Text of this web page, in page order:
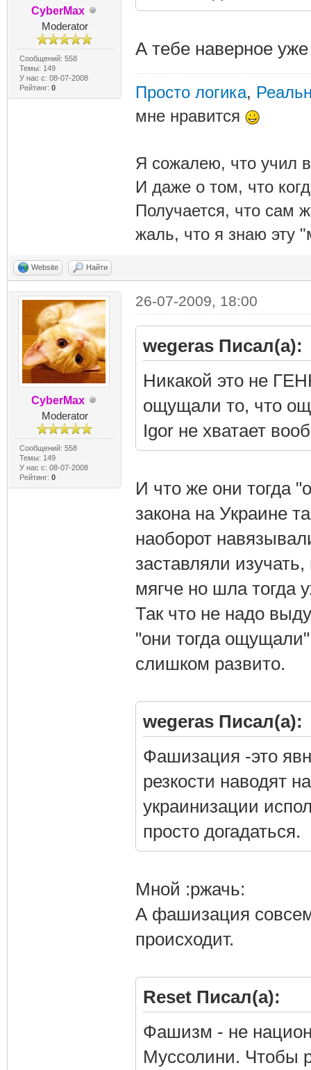
CyberMax
Moderator
Сообщений: 558
Темы: 149
У нас с: 08-07-2008
Рейтинг: 0
А тебе наверное
Просто логика,
мне нравится
Я сожалею, что учил
И даже о том, что
Получается, что сам
жаль, что я знаю эту
Website Найти
CyberMax
Moderator
Сообщений: 558
Темы: 149
У нас с: 08-07-2008
Рейтинг: 0
26-07-2009, 18:00
wegeras Писал(а):
Никакой это не
ощущали то, что
Igor не хватает
И что же они тогда
закона на Украине
наоборот
заставляли
мягче но шла тогда
Так что не надо
"они тогда
слишком развито.
wegeras Писал(а):
Фашизация -это
резкости наводят
украинизации
просто догадаться.
Мной :ржачь:
А фашизация
происходит.
Reset Писал(а):
Фашизм - не
Муссолини. Чтобы